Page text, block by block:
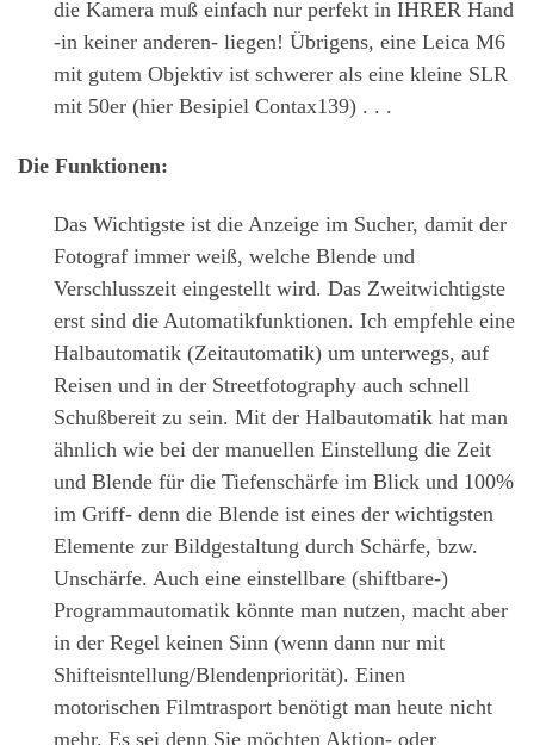
die Kamera muß einfach nur perfekt in IHRER Hand
-in keiner anderen- liegen! Übrigens, eine Leica M6
mit gutem Objektiv ist schwerer als eine kleine SLR
mit 50er (hier Besipiel Contax139) . . .
Die Funktionen:
Das Wichtigste ist die Anzeige im Sucher, damit der
Fotograf immer weiß, welche Blende und
Verschlusszeit eingestellt wird. Das Zweitwichtigste
erst sind die Automatikfunktionen. Ich empfehle eine
Halbautomatik (Zeitautomatik) um unterwegs, auf
Reisen und in der Streetfotography auch schnell
Schußbereit zu sein. Mit der Halbautomatik hat man
ähnlich wie bei der manuellen Einstellung die Zeit
und Blende für die Tiefenschärfe im Blick und 100%
im Griff- denn die Blende ist eines der wichtigsten
Elemente zur Bildgestaltung durch Schärfe, bzw.
Unschärfe. Auch eine einstellbare (shiftbare-)
Programmautomatik könnte man nutzen, macht aber
in der Regel keinen Sinn (wenn dann nur mit
Shifteisntellung/Blendenpriorität). Einen
motorischen Filmtrasport benötigt man heute nicht
mehr. Es sei denn Sie möchten Aktion- oder